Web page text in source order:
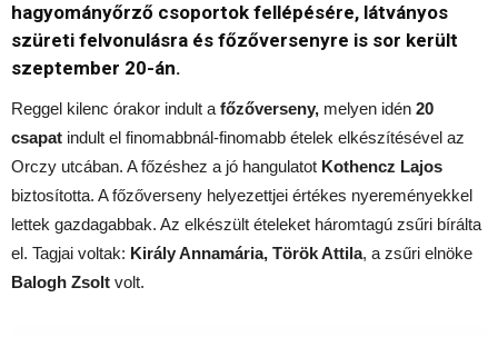
hagyományőrző csoportok fellépésére, látványos
szüreti felvonulásra és főzőversenyre is sor került
szeptember 20-án.
Reggel kilenc órakor indult a főzőverseny, melyen idén 20
csapat indult el finomabbnál-finomabb ételek elkészítésével az
Orczy utcában. A főzéshez a jó hangulatot Kothencz Lajos
biztosította. A főzőverseny helyezettjei értékes nyereményekkel
lettek gazdagabbak. Az elkészült ételeket háromtagú zsűri bírálta
el. Tagjai voltak: Király Annamária, Török Attila, a zsűri elnöke
Balogh Zsolt volt.